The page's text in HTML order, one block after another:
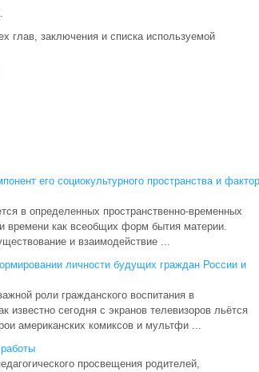
глав, заключения и списка используемой
его социокультурного пространства и фактор
в определенных пространственно-временных
времени как всеобщих форм бытия материи.
и взаимодействие ...
личности будущих граждан России и
роли гражданского воспитания в
сегодня с экранов телевизоров льётся
американских комиксов и мультфи ...
просвещения родителей,